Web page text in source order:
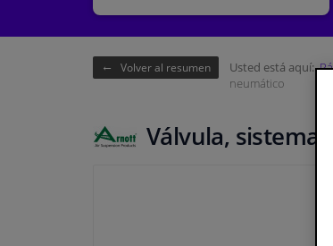
Volver al resumen Usted está aquí:
neumático
Válvula, sistema